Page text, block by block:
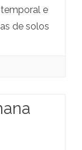
e
de solos